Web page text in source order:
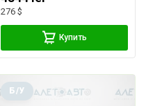
276 $
Купить
Б/У